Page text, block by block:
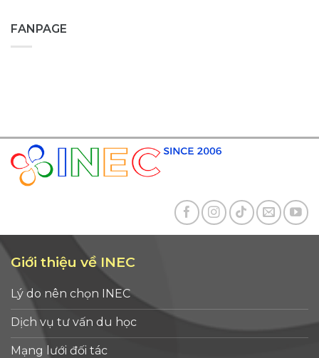
FANPAGE
Giới thiệu về INEC
Lý do nên chọn INEC
Dịch vụ tư vấn du học
Mạng lưới đối tác